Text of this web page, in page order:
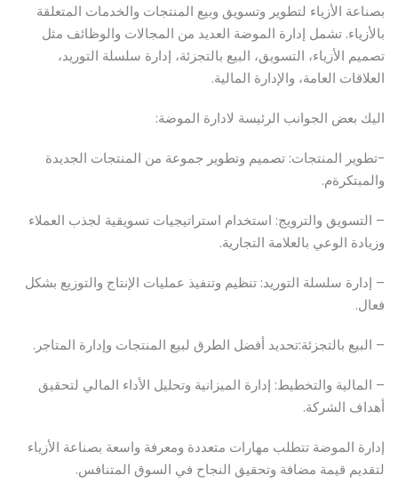
بصناعة الأزياء لتطوير وتسويق وبيع المنتجات والخدمات المتعلقة
بالأزياء. تشمل إدارة الموضة العديد من المجالات والوظائف مثل
تصميم الأزياء، التسويق، البيع بالتجزئة، إدارة سلسلة التوريد،
العلاقات العامة، والإدارة المالية.
اليك بعض الجوانب الرئيسة لادارة الموضة:
-تطوير المنتجات: تصميم وتطوير جموعة من المنتجات الجديدة
والمبتكرةم.
– التسويق والترويج: استخدام استراتيجيات تسويقية لجذب العملاء
وزيادة الوعي بالعلامة التجارية.
– إدارة سلسلة التوريد: تنظيم وتنفيذ عمليات الإنتاج والتوزيع بشكل
فعال.
– البيع بالتجزئة:تحديد أفضل الطرق لبيع المنتجات وإدارة المتاجر.
– المالية والتخطيط: إدارة الميزانية وتحليل الأداء المالي لتحقيق
أهداف الشركة.
إدارة الموضة تتطلب مهارات متعددة ومعرفة واسعة بصناعة الأزياء
لتقديم قيمة مضافة وتحقيق النجاح في السوق المتنافس.